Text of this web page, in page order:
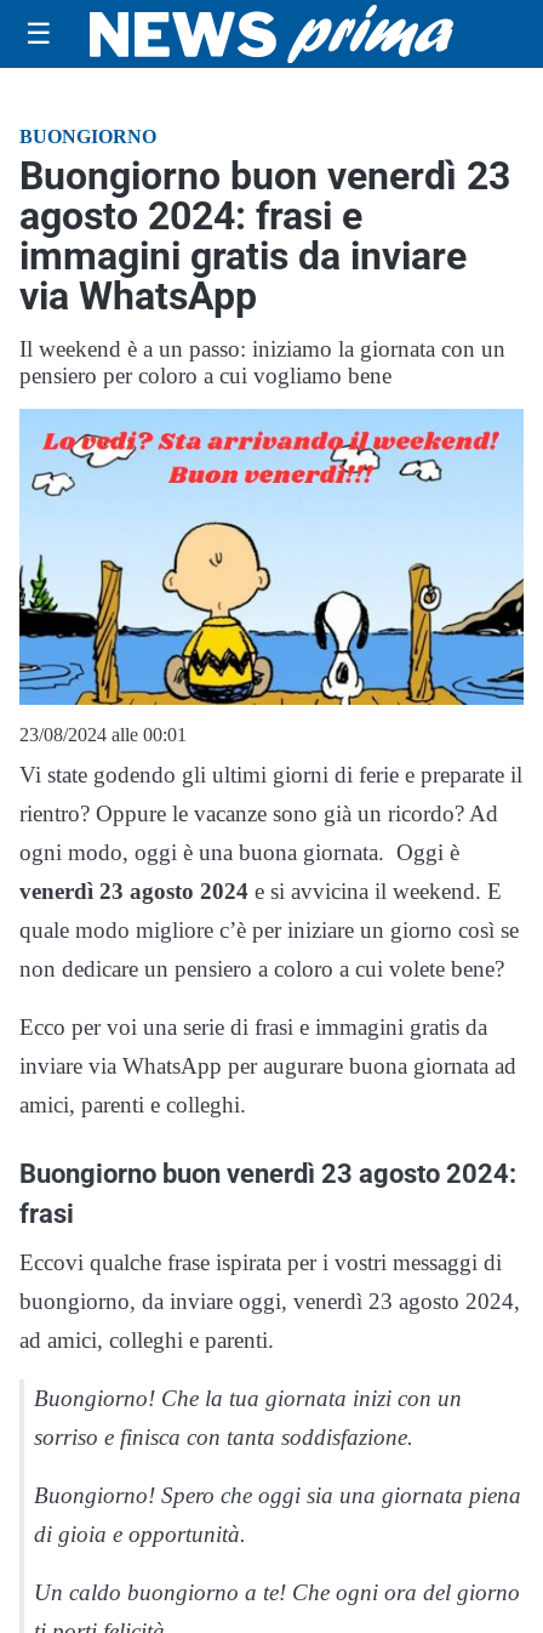
☰
BUONGIORNO
Buongiorno buon venerdì 23
agosto 2024: frasi e
immagini gratis da inviare
via WhatsApp
Il weekend è a un passo: iniziamo la giornata con un
pensiero per coloro a cui vogliamo bene
23/08/2024 alle 00:01
Vi state godendo gli ultimi giorni di ferie e preparate il
rientro? Oppure le vacanze sono già un ricordo? Ad
ogni modo, oggi è una buona giornata. Oggi è
venerdì 23 agosto 2024 e si avvicina il weekend. E
quale modo migliore c’è per iniziare un giorno così se
non dedicare un pensiero a coloro a cui volete bene?
Ecco per voi una serie di frasi e immagini gratis da
inviare via WhatsApp per augurare buona giornata ad
amici, parenti e colleghi.
Buongiorno buon venerdì 23 agosto 2024:
frasi
Eccovi qualche frase ispirata per i vostri messaggi di
buongiorno, da inviare oggi, venerdì 23 agosto 2024,
ad amici, colleghi e parenti.
Buongiorno! Che la tua giornata inizi con un
sorriso e finisca con tanta soddisfazione.
Buongiorno! Spero che oggi sia una giornata piena
di gioia e opportunità.
Un caldo buongiorno a te! Che ogni ora del giorno